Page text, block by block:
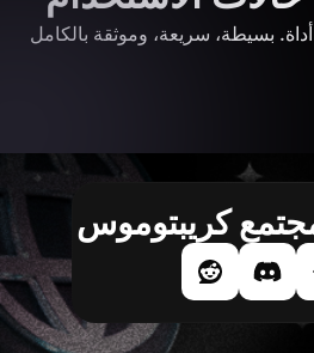
كريبتوموس